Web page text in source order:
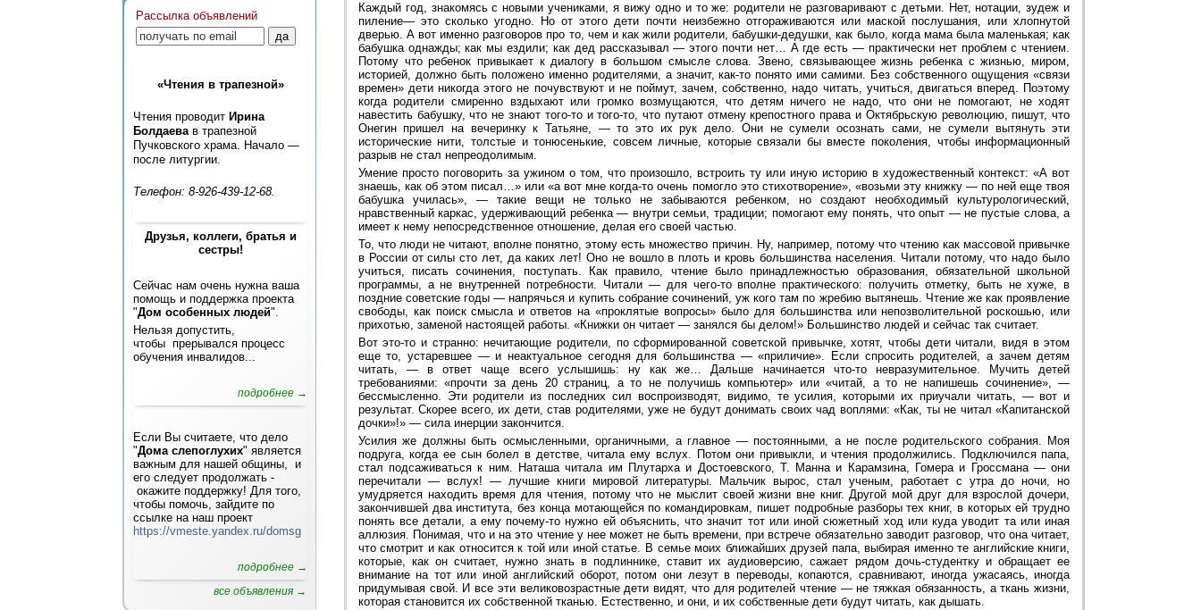
Рассылка объявлений
«Чтения в трапезной»
Чтения проводит Ирина
Болдаевав трапезной
Пучковского храма. Начало —
после литургии.
Телефон: 8-926-439-12-68.
Друзья, коллеги, братья и
сестры!
Сейчас нам очень нужна ваша
помощь и поддержка проекта
"Дом особенных людей".
Нельзя допустить,
чтобы прерывался процесс
обучения инвалидов...
подробнее →
Если Вы считаете, что дело
"Дома слепоглухих" является
важным для нашей общины, и
его следует продолжать -
окажите поддержку! Для того,
чтобы помочь, зайдите по
ссылке на наш проект
https://vmeste.yandex.ru/domsg
подробнее →
все объявления →
Каждый год, знакомясь с новыми учениками, я вижу одно и то же: родители не разговаривают с детьми. Нет, нотации, зудеж и
пиление— это сколько угодно. Но от этого дети почти неизбежно отгораживаются или маской послушания, или хлопнутой
дверью. А вот именно разговоров про то, чем и как жили родители, бабушки-дедушки, как было, когда мама была маленькая; как
бабушка однажды; как мы ездили; как дед рассказывал — этого почти нет… А где есть — практически нет проблем с чтением.
Потому что ребенок привыкает к диалогу в большом смысле слова. Звено, связывающее жизнь ребенка с жизнью, миром,
историей, должно быть положено именно родителями, а значит, как-то понято ими самими. Без собственного ощущения «связи
времен» дети никогда этого не почувствуют и не поймут, зачем, собственно, надо читать, учиться, двигаться вперед. Поэтому
когда родители смиренно вздыхают или громко возмущаются, что детям ничего не надо, что они не помогают, не ходят
навестить бабушку, что не знают того-то и того-то, что путают отмену крепостного права и Октябрьскую революцию, пишут, что
Онегин пришел на вечеринку к Татьяне, — то это их рук дело. Они не сумели осознать сами, не сумели вытянуть эти
исторические нити, толстые и тонюсенькие, совсем личные, которые связали бы вместе поколения, чтобы информационный
разрыв не стал непреодолимым.
Умение просто поговорить за ужином о том, что произошло, встроить ту или иную историю в художественный контекст: «А вот
знаешь, как об этом писал…» или «а вот мне когда-то очень помогло это стихотворение», «возьми эту книжку — по ней еще твоя
бабушка училась», — такие вещи не только не забываются ребенком, но создают необходимый культурологический,
нравственный каркас, удерживающий ребенка — внутри семьи, традиции; помогают ему понять, что опыт — не пустые слова, а
имеет к нему непосредственное отношение, делая его своей частью.
То, что люди не читают, вполне понятно, этому есть множество причин. Ну, например, потому что чтению как массовой привычке
в России от силы сто лет, да каких лет! Оно не вошло в плоть и кровь большинства населения. Читали потому, что надо было
учиться, писать сочинения, поступать. Как правило, чтение было принадлежностью образования, обязательной школьной
программы, а не внутренней потребности. Читали — для чего-то вполне практического: получить отметку, быть не хуже, в
поздние советские годы — напрячься и купить собрание сочинений, уж кого там по жребию вытянешь. Чтение же как проявление
свободы, как поиск смысла и ответов на «проклятые вопросы» было для большинства или непозволительной роскошью, или
прихотью, заменой настоящей работы. «Книжки он читает — занялся бы делом!» Большинство людей и сейчас так считает.
Вот это-то и странно: нечитающие родители, по сформированной советской привычке, хотят, чтобы дети читали, видя в этом
еще то, устаревшее — и неактуальное сегодня для большинства — «приличие». Если спросить родителей, а зачем детям
читать, — в ответ чаще всего услышишь: ну как же… Дальше начинается что-то невразумительное. Мучить детей
требованиями: «прочти за день 20 страниц, а то не получишь компьютер» или «читай, а то не напишешь сочинение», —
бессмысленно. Эти родители из последних сил воспроизводят, видимо, те усилия, которыми их приучали читать, — вот и
результат. Скорее всего, их дети, став родителями, уже не будут донимать своих чад воплями: «Как, ты не читал «Капитанской
дочки»!» — сила инерции закончится.
Усилия же должны быть осмысленными, органичными, а главное — постоянными, а не после родительского собрания. Моя
подруга, когда ее сын болел в детстве, читала ему вслух. Потом они привыкли, и чтения продолжились. Подключился папа,
стал подсаживаться к ним. Наташа читала им Плутарха и Достоевского, Т. Манна и Карамзина, Гомера и Гроссмана — они
перечитали — вслух! — лучшие книги мировой литературы. Мальчик вырос, стал ученым, работает с утра до ночи, но
умудряется находить время для чтения, потому что не мыслит своей жизни вне книг. Другой мой друг для взрослой дочери,
закончившей два института, без конца мотающейся по командировкам, пишет подробные разборы тех книг, в которых ей трудно
понять все детали, а ему почему-то нужно ей объяснить, что значит тот или иной сюжетный ход или куда уводит та или иная
аллюзия. Понимая, что и на это чтение у нее может не быть времени, при встрече обязательно заводит разговор, что она читает,
что смотрит и как относится к той или иной статье. В семье моих ближайших друзей папа, выбирая именно те английские книги,
которые, как он считает, нужно знать в подлиннике, ставит их аудиоверсию, сажает рядом дочь-студентку и обращает ее
внимание на тот или иной английский оборот, потом они лезут в переводы, копаются, сравнивают, иногда ужасаясь, иногда
придумывая свой. И все эти великовозрастные дети видят, что для родителей чтение — не тяжкая обязанность, а ткань жизни,
которая становится их собственной тканью. Естественно, и они, и их собственные дети будут читать, как дышать.